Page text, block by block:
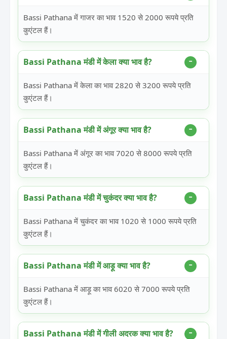
Bassi Pathana में गाजर का भाव 1520 से 2000 रूपये प्रति
कुएंटल हैं।
Bassi Pathana मंडी में केला क्या भाव है?
Bassi Pathana में केला का भाव 2820 से 3200 रूपये प्रति
कुएंटल हैं।
Bassi Pathana मंडी में अंगूर क्या भाव है?
Bassi Pathana में अंगूर का भाव 7020 से 8000 रूपये प्रति
कुएंटल हैं।
Bassi Pathana मंडी में चुकंदर क्या भाव है?
Bassi Pathana में चुकंदर का भाव 1020 से 1000 रूपये प्रति
कुएंटल हैं।
Bassi Pathana मंडी में आड़ू क्या भाव है?
Bassi Pathana में आड़ू का भाव 6020 से 7000 रूपये प्रति
कुएंटल हैं।
Bassi Pathana मंडी में गीली अदरक क्या भाव है?